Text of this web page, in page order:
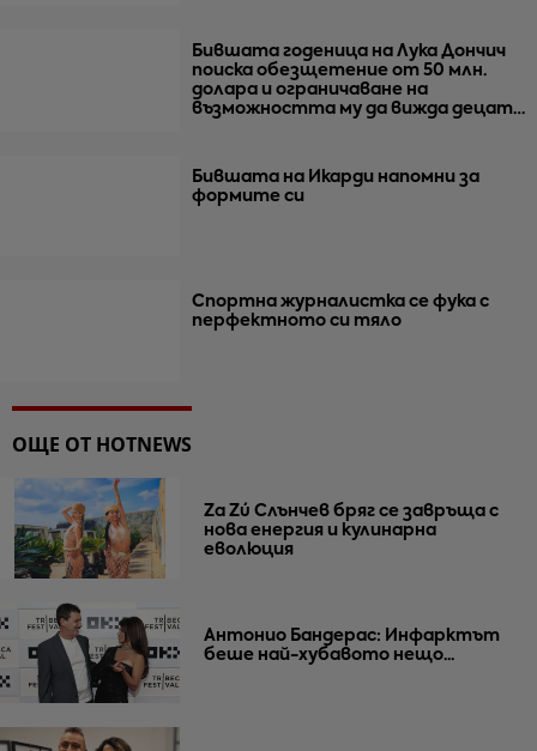
Бившата годеница на Лука Дончич
поиска обезщетение от 50 млн.
долара и ограничаване на
възможността му да вижда децата
Бившата на Икарди напомни за
формите си
Спортна журналистка се фука с
перфектното си тяло
ОЩЕ ОТ HOTNEWS
Za Zú Слънчев бряг се завръща с
нова енергия и кулинарна
еволюция
Антонио Бандерас: Инфарктът
беше най-хубавото нещо...